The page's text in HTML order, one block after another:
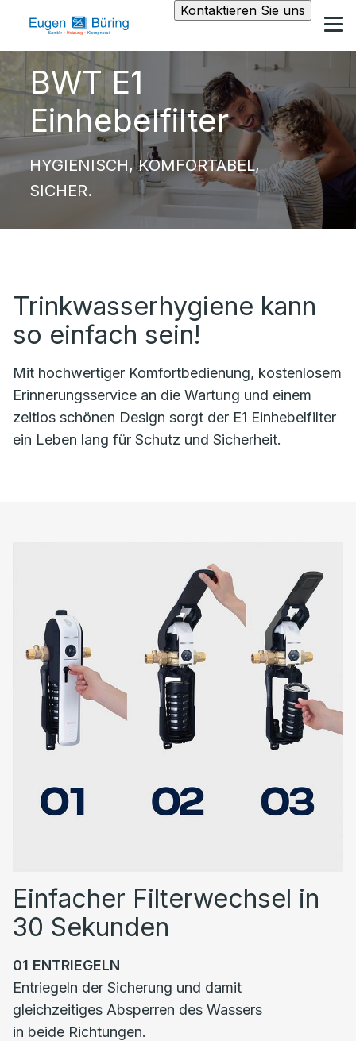
Kontaktieren Sie uns
BWT E1
Einhebelfilter
HYGIENISCH, KOMFORTABEL,
SICHER.
Trinkwasserhygiene kann
so einfach sein!
Mit hochwertiger Komfortbedienung, kostenlosem
Erinnerungsservice an die Wartung und einem
zeitlos schönen Design sorgt der E1 Einhebelfilter
ein Leben lang für Schutz und Sicherheit.
Einfacher Filterwechsel in
30 Sekunden
01 ENTRIEGELN
Entriegeln der Sicherung und damit
gleichzeitiges Absperren des Wassers
in beide Richtungen.